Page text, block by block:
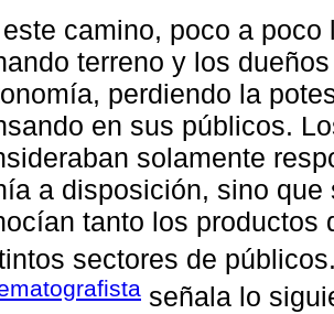
camino, poco a
terreno y los
perdiendo la
en sus públicos.
solamente
a disposición, sino
tanto los productos
sectores de
señala lo